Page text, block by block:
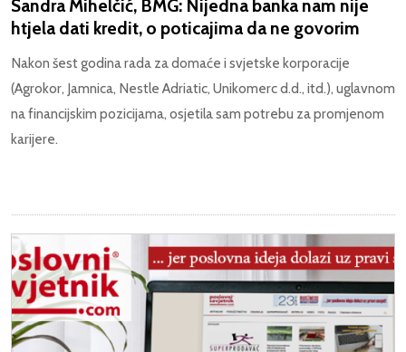
Sandra Mihelčić, BMG: Nijedna banka nam nije
htjela dati kredit, o poticajima da ne govorim
Nakon šest godina rada za domaće i svjetske korporacije
(Agrokor, Jamnica, Nestle Adriatic, Unikomerc d.d., itd.), uglavnom
na financijskim pozicijama, osjetila sam potrebu za promjenom
karijere.